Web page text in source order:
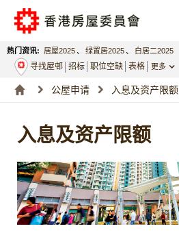
热门资讯: 居屋2025、 绿置居2025、 白居二2025
寻找屋邨 招标 职位空缺 表格 更多
公屋申请 入息及资产限额
入息及资产限额